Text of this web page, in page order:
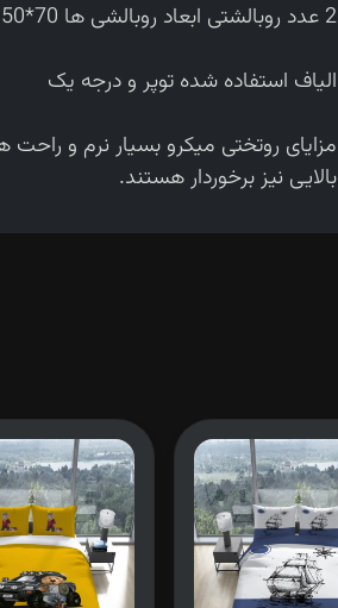
2 عدد روبالشتی ابعاد روبالشی ها 70*50 سانتی متر می باشد.
الیاف استفاده شده توپر و درجه یک
مزایای روتختی میکرو بسیار نرم و
بالایی نیز برخوردار هستند.